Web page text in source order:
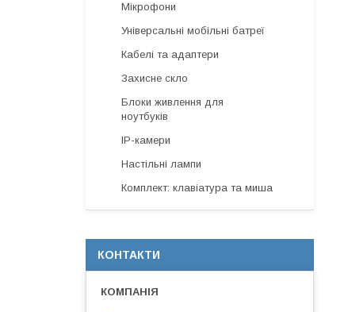
Мікрофони
Універсальні мобільні батреї
Кабелі та адаптери
Захисне скло
Блоки живлення для
ноутбуків
IP-камери
Настільні лампи
Комплект: клавіатура та миша
КОНТАКТИ